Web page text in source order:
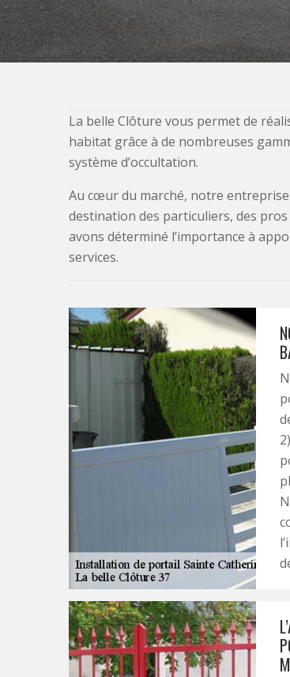
La belle Clôture vous permet de
habitat grâce à de nombreuses
système d’occultation.
Au cœur du marché, notre
destination des particuliers, des
avons déterminé l’importance à
services.